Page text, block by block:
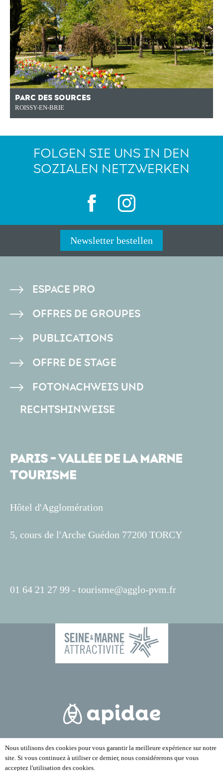
PARC DES SOURCES
ROISSY-EN-BRIE
FOLGEN SIE UNS IN DEN
SOZIALEN NETZWERKEN
Newsletter bestellen
PIED
DE
ESPACE PRO
OFFRES DE GROUPES
PUBLICATIONS
OFFRE DE STAGE
FOTONACHWEIS UND
RECHTSHINWEISE
PARIS - VALLÉE DE LA MARNE
TOURISME
Hôtel d'Agglomération
5, cours de l'Arche Guédon 77200 TORCY
01 64 21 27 99 - tourisme@agglo-pvm.fr
Nous utilisons des cookies pour vous garantir la meilleure expérience sur notre
site. Si vous continuez à utiliser ce dernier, nous considérerons que vous
acceptez l'utilisation des cookies.